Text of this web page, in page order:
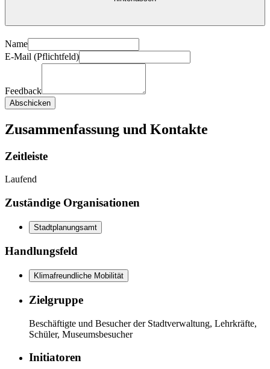
Name
E-Mail (Pflichtfeld)
Feedback
Abschicken
Zusammenfassung und Kontakte
Zeitleiste
Laufend
Zuständige Organisationen
Stadtplanungsamt
Handlungsfeld
Klimafreundliche Mobilität
Zielgruppe
Beschäftigte und Besucher der Stadtverwaltung, Lehrkräfte,
Schüler, Museumsbesucher
Initiatoren